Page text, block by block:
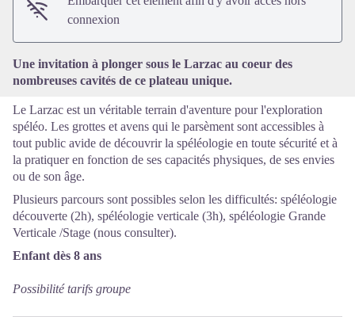
connexion
Une invitation à plonger sous le Larzac au coeur des
nombreuses cavités de ce plateau unique.
Le Larzac est un véritable terrain d'aventure pour l'exploration
spéléo. Les grottes et avens qui le parsèment sont accessibles à
tout public avide de découvrir la spéléologie en toute sécurité et à
la pratiquer en fonction de ses capacités physiques, de ses envies
ou de son âge.
Plusieurs parcours sont possibles selon les difficultés: spéléologie
découverte (2h), spéléologie verticale (3h), spéléologie Grande
Verticale /Stage (nous consulter).
Enfant dès 8 ans
Possibilité tarifs groupe